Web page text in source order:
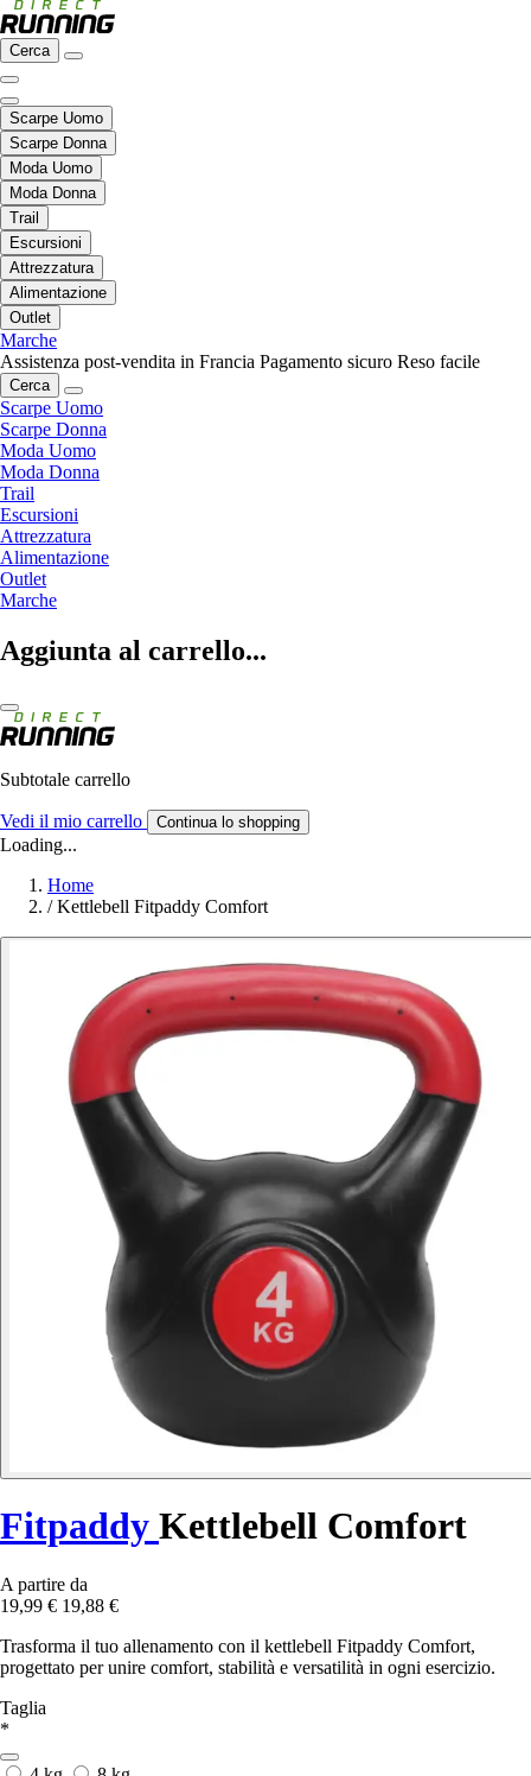
Cerca
Scarpe Uomo
Scarpe Donna
Moda Uomo
Moda Donna
Trail
Escursioni
Attrezzatura
Alimentazione
Outlet
Marche
Assistenza post-vendita in Francia Pagamento sicuro Reso facile
Cerca
Scarpe Uomo
Scarpe Donna
Moda Uomo
Moda Donna
Trail
Escursioni
Attrezzatura
Alimentazione
Outlet
Marche
Aggiunta al carrello...
Subtotale carrello
Vedi il mio carrello Continua lo shopping
Loading...
Home
/ Kettlebell Fitpaddy Comfort
Fitpaddy Kettlebell Comfort
A partire da
19,99 € 19,88 €
Trasforma il tuo allenamento con il kettlebell Fitpaddy Comfort,
progettato per unire comfort, stabilità e versatilità in ogni esercizio.
Taglia
*